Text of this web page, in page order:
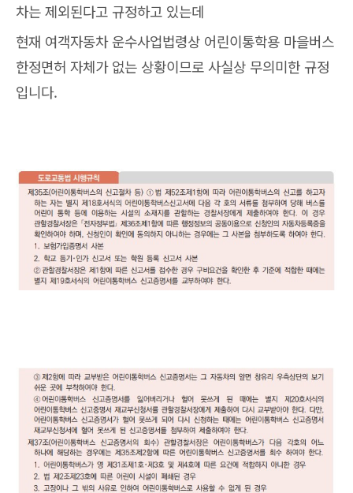
차는 제외된다고 규정하고 있는데
현재 여객자동차 운수사업법령상 어린이통학용 마을버스
한정면허 자체가 없는 상황이므로 사실상 무의미한 규정
입니다.